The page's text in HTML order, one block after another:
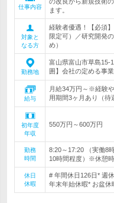
仕事内容
ます。
対象と
なる方
経験者優遇！【必須
限定可）／研究開発
め）
勤務地
富山県富山市草島15-
囲】会社の定める事
給与
月給34万円～※経験
用期間3ヶ月あり（待
初年度
年収
550万円～600万円
勤務
時間
8:20～17:20 （実働8
10時間程度）※休憩
休日
休暇
# 年間休日126日* 週
年末年始休暇* お盆休